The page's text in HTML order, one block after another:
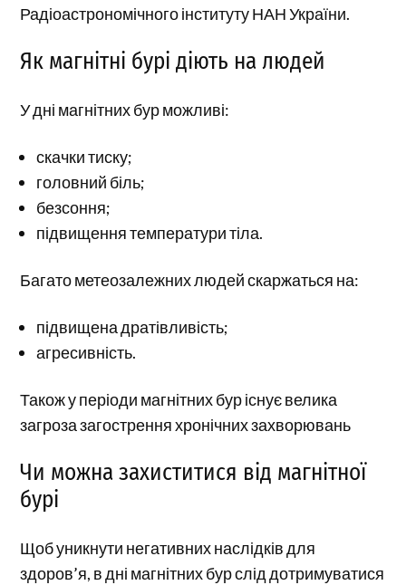
Радіоастрономічного інституту НАН України.
Як магнітні бурі діють на людей
У дні магнітних бур можливі:
скачки тиску;
головний біль;
безсоння;
підвищення температури тіла.
Багато метеозалежних людей скаржаться на:
підвищена дратівливість;
агресивність.
Також у періоди магнітних бур існує велика
загроза загострення хронічних захворювань
Чи можна захиститися від магнітної
бурі
Щоб уникнути негативних наслідків для
здоров’я, в дні магнітних бур слід дотримуватися